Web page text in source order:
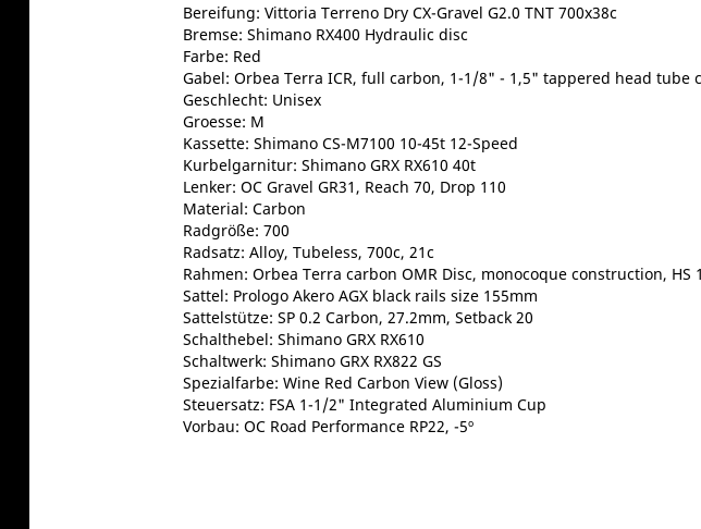
Bereifung: Vittoria Terreno Dry CX-Gravel G2.0 TNT 700x38c
Bremse: Shimano RX400 Hydraulic disc
Farbe: Red
Gabel: Orbea Terra ICR, full carbon, 1-1/8" - 1,5" tappered head tube
Geschlecht: Unisex
Groesse: M
Kassette: Shimano CS-M7100 10-45t 12-Speed
Kurbelgarnitur: Shimano GRX RX610 40t
Lenker: OC Gravel GR31, Reach 70, Drop 110
Material: Carbon
Radgröße: 700
Radsatz: Alloy, Tubeless, 700c, 21c
Rahmen: Orbea Terra carbon OMR Disc, monocoque construction,
Sattel: Prologo Akero AGX black rails size 155mm
Sattelstütze: SP 0.2 Carbon, 27.2mm, Setback 20
Schalthebel: Shimano GRX RX610
Schaltwerk: Shimano GRX RX822 GS
Spezialfarbe: Wine Red Carbon View (Gloss)
Steuersatz: FSA 1-1/2" Integrated Aluminium Cup
Vorbau: OC Road Performance RP22, -5º